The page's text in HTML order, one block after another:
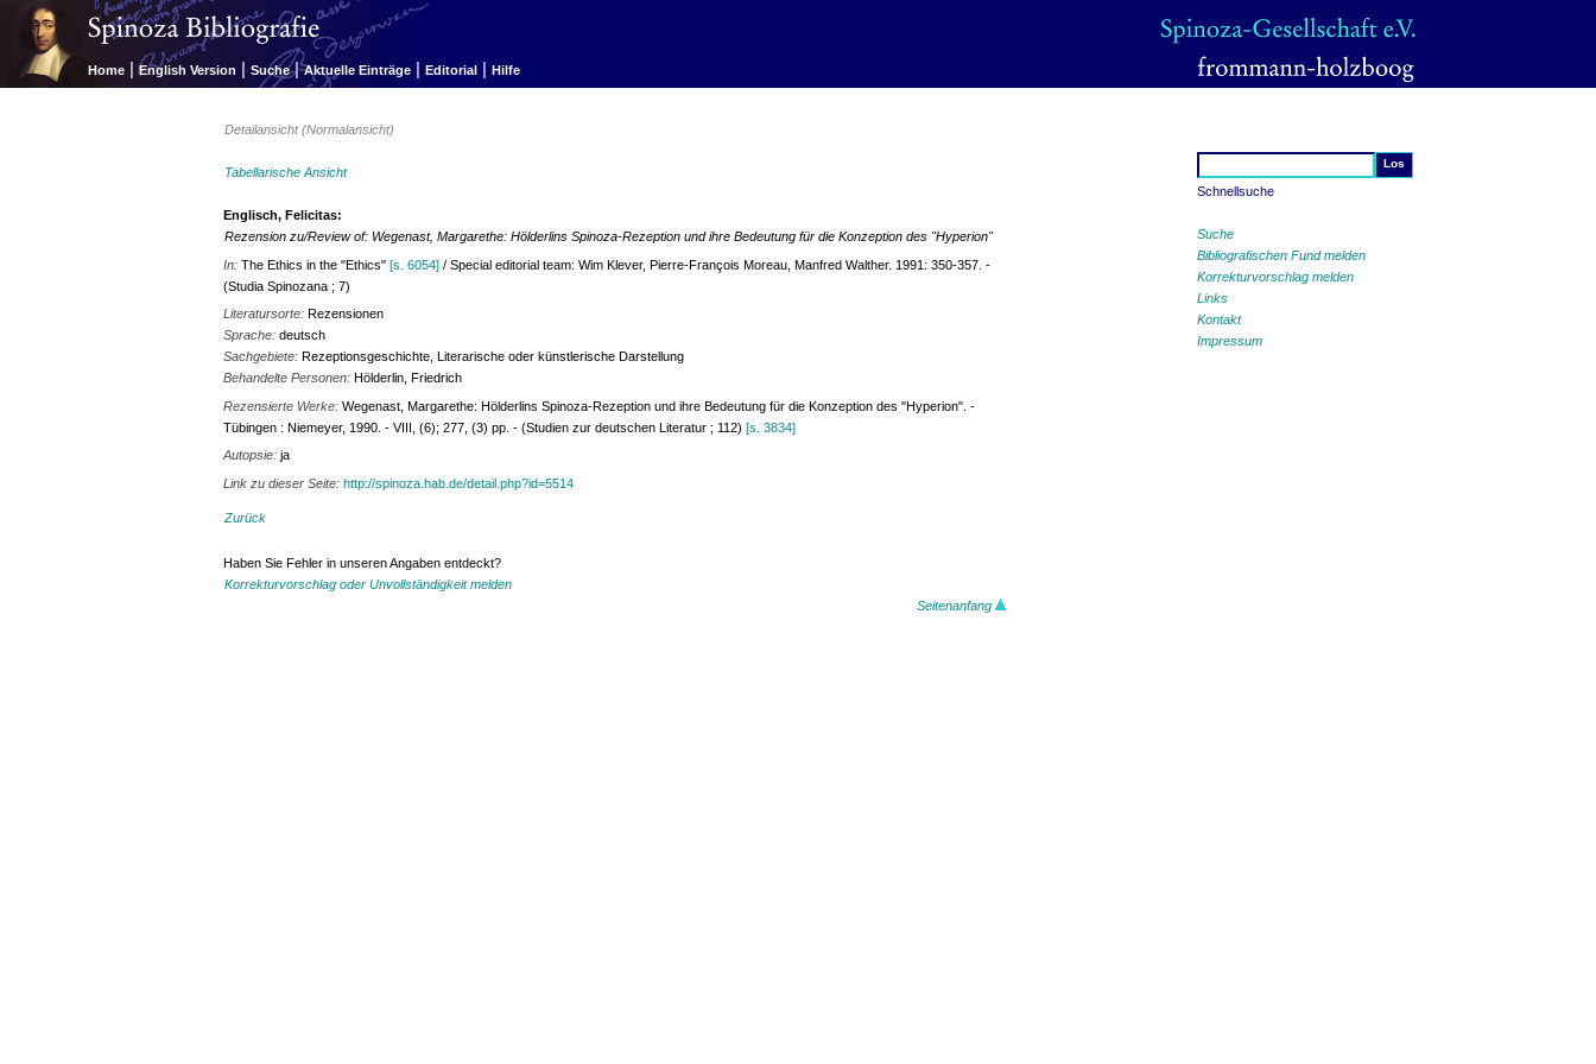
Home | English Version | Suche | Aktuelle Einträge | Editorial | Hilfe
Schnellsuche
Suche
Bibliografischen Fund melden
Korrekturvorschlag melden
Links
Kontakt
Impressum
Detailansicht (Normalansicht)
Tabellarische Ansicht
Englisch, Felicitas:
Rezension zu/Review of: Wegenast, Margarethe: Hölderlins Spinoza-Rezeption und ihre Bedeutung für die Konzeption des "Hyperion"
In:The Ethics in the "Ethics"[s. 6054] / Special editorial team: Wim Klever, Pierre-François Moreau, Manfred Walther. 1991: 350-357. -
(Studia Spinozana ; 7)
Literatursorte:Rezensionen
Sprache:deutsch
Sachgebiete:Rezeptionsgeschichte, Literarische oder künstlerische Darstellung
Behandelte Personen:Hölderlin, Friedrich
Rezensierte Werke:Wegenast, Margarethe: Hölderlins Spinoza-Rezeption und ihre Bedeutung für die Konzeption des "Hyperion". -
Tübingen : Niemeyer, 1990. - VIII, (6); 277, (3) pp. - (Studien zur deutschen Literatur ; 112)[s. 3834]
Autopsie:ja
Link zu dieser Seite:http://spinoza.hab.de/detail.php?id=5514
Zurück
Haben Sie Fehler in unseren Angaben entdeckt?
Korrekturvorschlag oder Unvollständigkeit melden
Seitenanfang